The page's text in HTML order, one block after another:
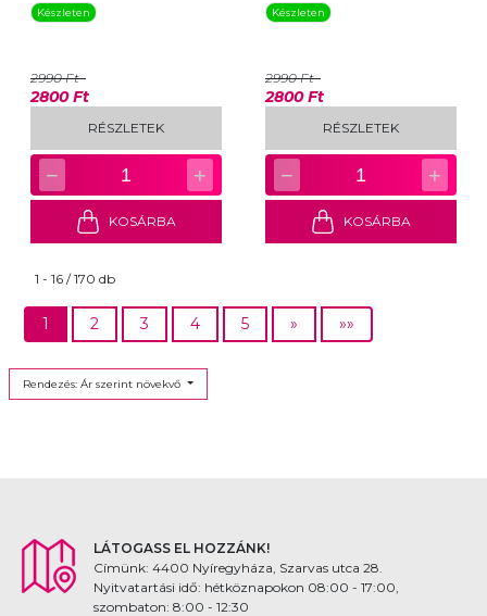
Készleten
2990 Ft
2800 Ft
RÉSZLETEK
− 1 +
KOSÁRBA
Készleten
2990 Ft
2800 Ft
RÉSZLETEK
− 1 +
KOSÁRBA
1 - 16 / 170 db
1 2 3 4 5 » »»
Rendezés: Ár szerint növekvő
LÁTOGASS EL HOZZÁNK!
Címünk: 4400 Nyíregyháza, Szarvas utca 28.
Nyitvatartási idő: hétköznapokon 08:00 - 17:00,
szombaton: 8:00 - 12:30